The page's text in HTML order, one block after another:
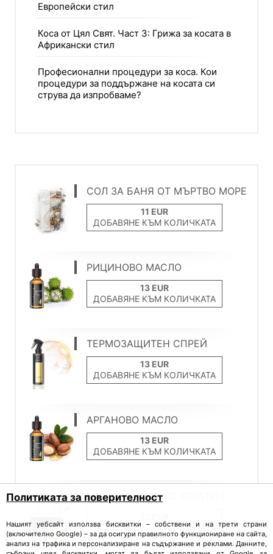
Европейски стил
Коса от Цял Свят. Част 3: Грижа за косата в
Африкански стил
Професионални процедури за коса. Кои
процедури за поддържане на косата си
струва да изпробваме?
СОЛ ЗА БАНЯ ОТ МЪРТВО МОРЕ
ДОБАВЯНЕ КЪМ КОЛИЧКАТА
РИЦИНОВО МАСЛО
ДОБАВЯНЕ КЪМ КОЛИЧКАТА
ТЕРМОЗАЩИТЕН СПРЕЙ
ДОБАВЯНЕ КЪМ КОЛИЧКАТА
АРГАНОВО МАСЛО
ДОБАВЯНЕ КЪМ КОЛИЧКАТА
МАСКА ЗА КОСА С КЕРАТИН
ДОБАВЯНЕ КЪМ КОЛИЧКАТА
Политиката за поверителност
Нашият уебсайт използва бисквитки – собствени и на трети страни
(включително Google) – за да осигури правилното функциониране на сайта,
анализ на трафика и персонализиране на съдържание и реклами. Данните,